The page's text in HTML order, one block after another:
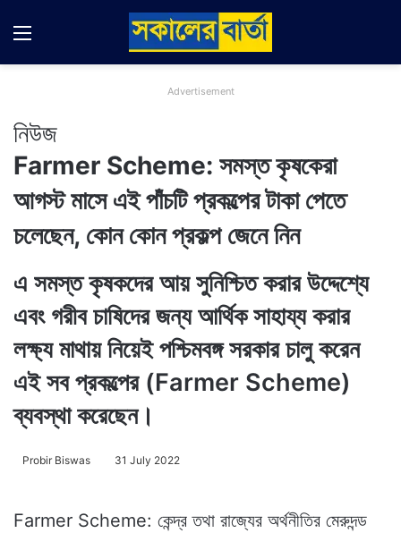
Menu
Advertisement
নিউজ
Farmer Scheme: সমস্ত কৃষকেরা
আগস্ট মাসে এই পাঁচটি প্রকল্পের টাকা পেতে
চলেছেন, কোন কোন প্রকল্প জেনে নিন
এ সমস্ত কৃষকদের আয় সুনিশ্চিত করার উদ্দেশ্যে
এবং গরীব চাষিদের জন্য আর্থিক সাহায্য করার
লক্ষ্য মাথায় নিয়েই পশ্চিমবঙ্গ সরকার চালু করেন
এই সব প্রকল্পের (Farmer Scheme)
ব্যবস্থা করেছেন।
Probir Biswas 31 July 2022
Farmer Scheme: কেন্দ্র তথা রাজ্যের অর্থনীতির মেরুদন্ড